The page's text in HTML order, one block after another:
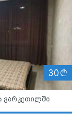
30
ვარკეთილში